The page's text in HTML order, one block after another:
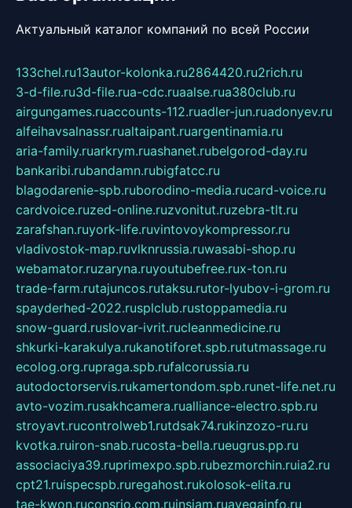
Актуальный каталог компаний по всей России
133chel.ru13autor-kolonka.ru2864420.ru2rich.ru
3-d-file.ru3d-file.rua-cdc.ruaalse.rua380club.ru
airgungames.ruaccounts-112.ruadler-jun.ruadonyev.ru
alfeihavsalnassr.rualtaipant.ruargentinamia.ru
aria-family.ruarkrym.ruashanet.rubelgorod-day.ru
bankaribi.rubandamn.rubigfatcc.ru
blagodarenie-spb.ruborodino-media.rucard-voice.ru
cardvoice.ruzed-online.ruzvonitut.ruzebra-tlt.ru
zarafshan.ruyork-life.ruvintovoykompressor.ru
vladivostok-map.ruvlknrussia.ruwasabi-shop.ru
webamator.ruzaryna.ruyoutubefree.rux-ton.ru
trade-farm.rutajuncos.rutaksu.rutor-lyubov-i-grom.ru
spayderhed-2022.rusplclub.rustoppamedia.ru
snow-guard.ruslovar-ivrit.rucleanmedicine.ru
shkurki-karakulya.rukanotiforet.spb.rututmassage.ru
ecolog.org.rupraga.spb.rufalcorussia.ru
autodoctorservis.rukamertondom.spb.runet-life.net.ru
avto-vozim.rusakhcamera.rualliance-electro.spb.ru
stroyavt.rucontrolweb1.rutdsak74.rukinzozo-ru.ru
kvotka.ruiron-snab.rucosta-bella.rueugrus.pp.ru
associaciya39.ruprimexpo.spb.rubezmorchin.ruia2.ru
cpt21.ruispecspb.ruregahost.rukolosok-elita.ru
tae-kwon.ruconsrio.com.ruinsiam.ruavegainfo.ru